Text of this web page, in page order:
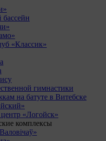
«Классик»
гимнастики
на батуте в Витебске
«Логойск»
комплексы